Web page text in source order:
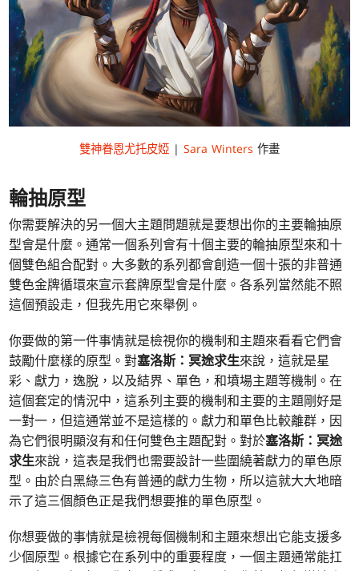
雙神眷恩尤托皮婭 | Sara Winters 作畫
輪抽原型
你需要解決的另一個大主題問題就是要想出你的主要輪抽原
型會是什麼。通常一個系列會有十個主要的輪抽原型來和十
個雙色組合配對。大多數的系列都會創造一個十張的非普通
雙色金牌循環來宣示套牌原型會是什麼。各系列當然能不照
這個預設走，但我先用它來舉例。
你要做的第一件事情就是檢視你的機制和主題來看看它們會
鼓勵什麼樣的原型。對塞洛斯：冥途求生來說，這就是星
彩、獻力，逸脫，以及結界、單色，和墳場主題等機制。在
這個套定的情況中，這系列主要的機制和主要的主題剛好是
一對一，但這通常並不是這樣的。獻力和單色比較離群，因
為它們很明顯沒有和任何雙色主題配對。對於塞洛斯：冥途
求生來說，這表是我們也需要設計一些圍繞著獻力的單色原
型。由於白黑綠三色有普通的獻力生物，所以這就大大地暗
示了這三個顏色正是我們想要推的單色原型。
你想要做的事情就是檢視每個機制和主題來想出它能支援多
少個原型。根據它在系列中的重要程度，一個主題通常能扛